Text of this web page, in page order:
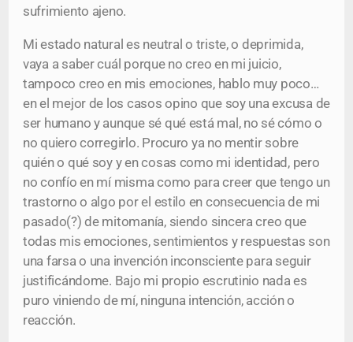
sufrimiento ajeno.
Mi estado natural es neutral o triste, o deprimida,
vaya a saber cuál porque no creo en mi juicio,
tampoco creo en mis emociones, hablo muy poco…
en el mejor de los casos opino que soy una excusa de
ser humano y aunque sé qué está mal, no sé cómo o
no quiero corregirlo. Procuro ya no mentir sobre
quién o qué soy y en cosas como mi identidad, pero
no confío en mí misma como para creer que tengo un
trastorno o algo por el estilo en consecuencia de mi
pasado(?) de mitomanía, siendo sincera creo que
todas mis emociones, sentimientos y respuestas son
una farsa o una invención inconsciente para seguir
justificándome. Bajo mi propio escrutinio nada es
puro viniendo de mí, ninguna intención, acción o
reacción.